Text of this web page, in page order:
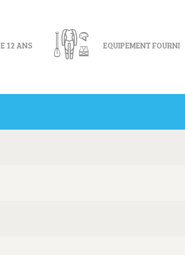
12 ANS EQUIPEMENT FOURNI